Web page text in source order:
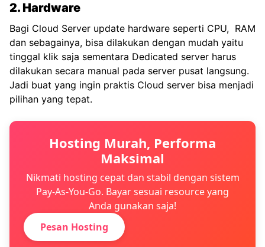
2. Hardware
Bagi Cloud Server update hardware seperti CPU, RAM
dan sebagainya, bisa dilakukan dengan mudah yaitu
tinggal klik saja sementara Dedicated server harus
dilakukan secara manual pada server pusat langsung.
Jadi buat yang ingin praktis Cloud server bisa menjadi
pilihan yang tepat.
Hosting Murah, Performa
Maksimal
Nikmati hosting cepat dan stabil dengan sistem
Pay-As-You-Go. Bayar sesuai resource yang
Anda gunakan saja!
Pesan Hosting